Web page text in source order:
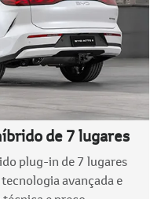
de 7 lugares
plug-in de 7 lugares
avançada e